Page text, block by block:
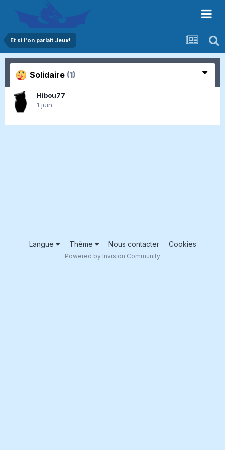
Et si l'on parlait Jeux!
Solidaire (1)
Hibou77
1 juin
Langue Thème Nous contacter Cookies
Powered by Invision Community